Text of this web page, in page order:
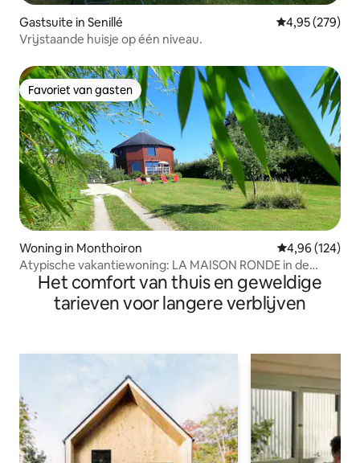
Gastsuite in Senillé Gemiddelde
4,95 (279)
Vrijstaande huisje op één niveau.
Favoriet van gasten
Favoriet van gasten
Woning in Monthoiron Gemiddelde
4,96 (124)
Atypische vakantiewoning: LA MAISON RONDE in de
buurt van het Futurocope
Het comfort van thuis en geweldige
tarieven voor langere verblijven